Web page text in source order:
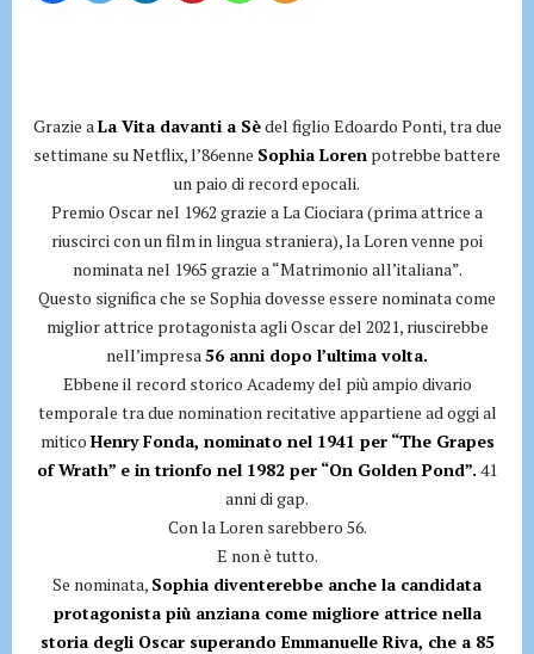
Grazie aLa Vita davanti a Sèdel figlio Edoardo Ponti, tra due
settimane su Netflix, l’86enne Sophia Loren potrebbe battere
un paio di record epocali.
Premio Oscar nel 1962 grazie a La Ciociara (prima attrice a
riuscirci con un film in lingua straniera), la Loren venne poi
nominata nel 1965 grazie a “Matrimonio all’italiana”.
Questo significa che se Sophia dovesse essere nominata come
miglior attrice protagonista agli Oscar del 2021, riuscirebbe
nell’impresa56 anni dopo l’ultima volta.
Ebbene il record storico Academy del più ampio divario
temporale tra due nomination recitative appartiene ad oggi al
mitico Henry Fonda, nominato nel 1941 per “The Grapes
of Wrath” e in trionfo nel 1982 per “On Golden Pond”. 41
anni di gap.
Con la Loren sarebbero 56.
E non è tutto.
Se nominata, Sophia diventerebbe anche la candidata
protagonista più anziana come migliore attrice nella
storia degli Oscar superando Emmanuelle Riva, che a 85